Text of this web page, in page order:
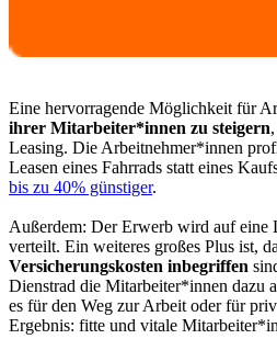
Eine hervorragende Möglichkeit für
ihrer Mitarbeiter*innen zu steigern
Leasing. Die Arbeitnehmer*innen
Leasen eines Fahrrads statt eines
bis zu 40% günstiger.
Außerdem: Der Erwerb wird auf eine
verteilt. Ein weiteres großes Plus ist,
Versicherungskosten inbegriffen
Dienstrad die Mitarbeiter*innen dazu
es für den Weg zur Arbeit oder für
Ergebnis: fitte und vitale